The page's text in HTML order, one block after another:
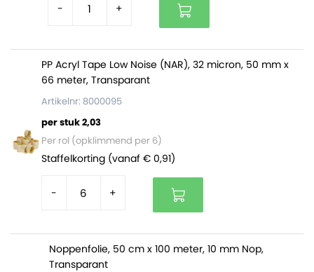
- +
PP Acryl Tape Low Noise (NAR), 32 micron, 50 mm x
66 meter, Transparant
Artikelnr: 8000095
per stuk 2,03
Per rol (opklimmend per 6)
Staffelkorting (vanaf € 0,91)
- +
Noppenfolie, 50 cm x 100 meter, 10 mm Nop,
Transparant